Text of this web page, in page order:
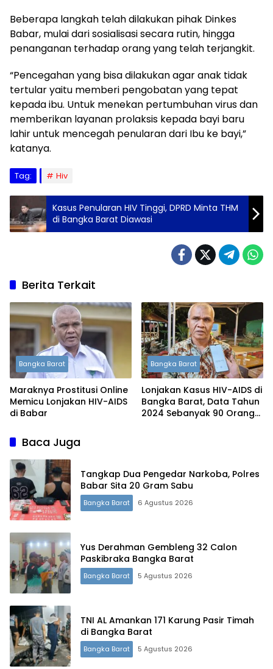
Beberapa langkah telah dilakukan pihak Dinkes
Babar, mulai dari sosialisasi secara rutin, hingga
penanganan terhadap orang yang telah terjangkit.
“Pencegahan yang bisa dilakukan agar anak tidak
tertular yaitu memberi pengobatan yang tepat
kepada ibu. Untuk menekan pertumbuhan virus dan
memberikan layanan prolaksis kepada bayi baru
lahir untuk mencegah penularan dari Ibu ke bayi,”
katanya.
Tag: Hiv
Kasus Penularan HIV Tinggi, DPRD Minta THM
di Bangka Barat Diawasi
Berita Terkait
Bangka Barat
Maraknya Prostitusi Online
Memicu Lonjakan HIV-AIDS
di Babar
Bangka Barat
Lonjakan Kasus HIV-AIDS di
Bangka Barat, Data Tahun
2024 Sebanyak 90 Orang
Baca Juga
Tangkap Dua Pengedar Narkoba, Polres
Babar Sita 20 Gram Sabu
Bangka Barat 6 Agustus 2026
Yus Derahman Gembleng 32 Calon
Paskibraka Bangka Barat
Bangka Barat 5 Agustus 2026
TNI AL Amankan 171 Karung Pasir Timah
di Bangka Barat
Bangka Barat 5 Agustus 2026